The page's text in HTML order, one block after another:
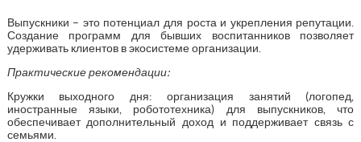
Выпускники – это потенциал для роста и укрепления репутации.
Создание программ для бывших воспитанников позволяет
удерживать клиентов в экосистеме организации.
Практические рекомендации:
Кружки выходного дня: организация занятий (логопед,
иностранные языки, робототехника) для выпускников, что
обеспечивает дополнительный доход и поддерживает связь с
семьями.